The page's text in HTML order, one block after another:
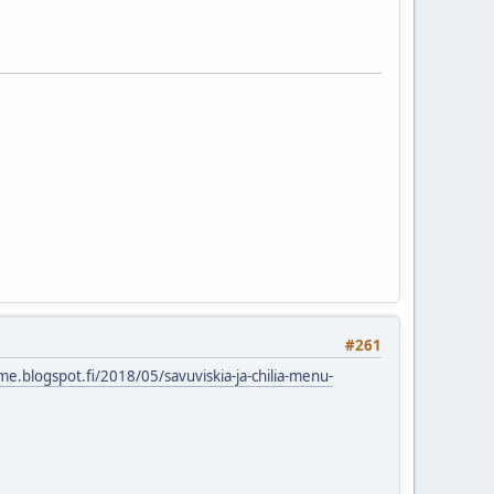
#261
2018/05/savuviskia-ja-chilia-menu-